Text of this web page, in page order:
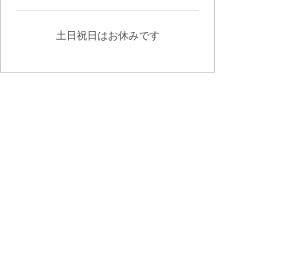
土日祝日はお休みです